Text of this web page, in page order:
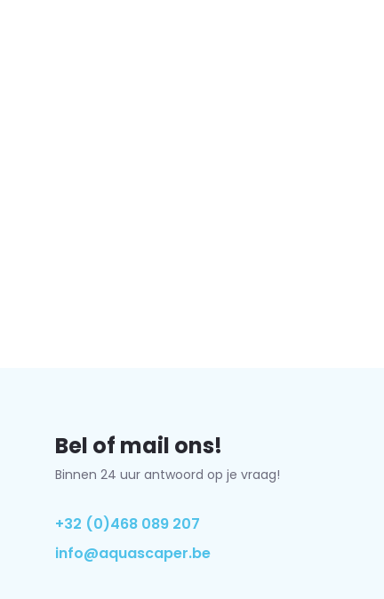
Bel of mail ons!
Binnen 24 uur antwoord op je vraag!
+32 (0)468 089 207
info@aquascaper.be